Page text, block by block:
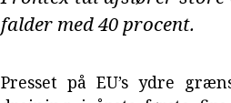
falder med 40 procent.
Presset på EU’s ydre